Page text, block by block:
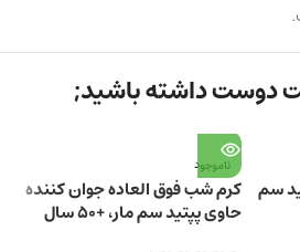
داشته باشید;
سم
ناموجود
کرم شب فوق العاده جوان کننده
حاوی پپتید سم مار، +50 سال